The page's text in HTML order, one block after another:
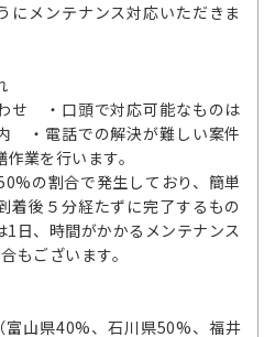
にメンテナンス対応いただきま
せ ・口頭で対応可能なものは
・電話での解決が難しい案件
業を行います。
の割合で発生しており、簡単
着後５分経たずに完了するもの
日、時間がかかるメンテナンス
もございます。
富山県40%、石川県50%、福井